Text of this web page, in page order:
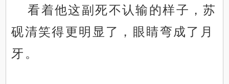
看着他这副死不认输的样子，苏
砚清笑得更明显了，眼睛弯成了月
牙。